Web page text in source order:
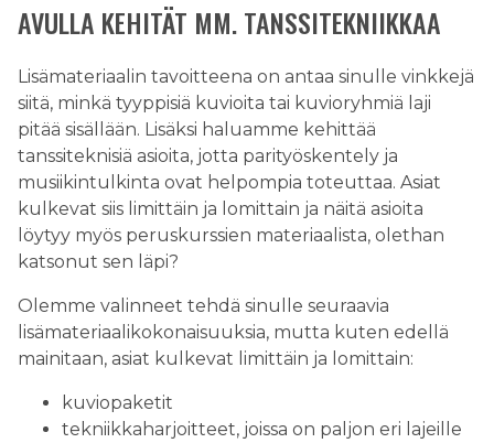
AVULLA KEHITÄT MM. TANSSITEKNIIKKAA
Lisämateriaalin tavoitteena on antaa sinulle vinkkejä
siitä, minkä tyyppisiä kuvioita tai kuvioryhmiä laji
pitää sisällään. Lisäksi haluamme kehittää
tanssiteknisiä asioita, jotta parityöskentely ja
musiikintulkinta ovat helpompia toteuttaa. Asiat
kulkevat siis limittäin ja lomittain ja näitä asioita
löytyy myös peruskurssien materiaalista, olethan
katsonut sen läpi?
Olemme valinneet tehdä sinulle seuraavia
lisämateriaalikokonaisuuksia, mutta kuten edellä
mainitaan, asiat kulkevat limittäin ja lomittain:
kuviopaketit
tekniikkaharjoitteet, joissa on paljon eri lajeille